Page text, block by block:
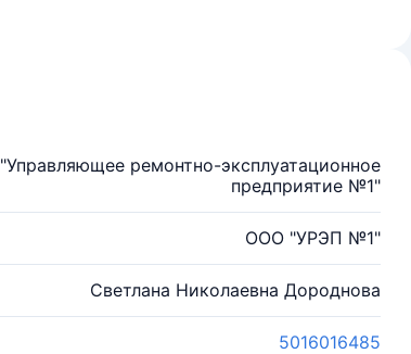
ремонтно-эксплуатационное
предприятие №1"
ООО "УРЭП №1"
Светлана Николаевна Дороднова
5016016485